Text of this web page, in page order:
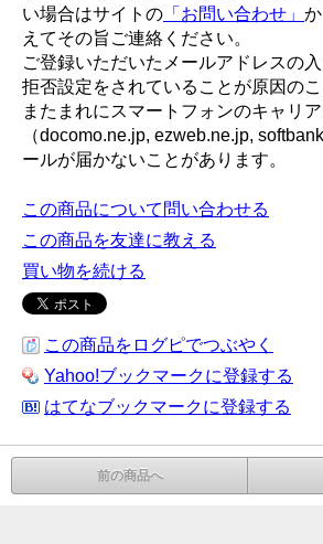
い場合はサイトの 「お問い合わせ」
えてその旨ご連絡ください。
ご登録いただいたメールアドレスの
拒否設定をされていることが原因のこ
またまれにスマートフォンのキャリ
（docomo.ne.jp, ezweb.ne.jp,
ールが届かないことがあります。
この商品について問い合わせる
この商品を友達に教える
買い物を続ける
この商品をログピでつぶやく
Yahoo!ブックマークに登録する
はてなブックマークに登録する
前の商品へ